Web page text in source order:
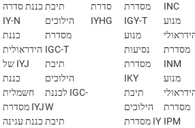
כננת סדרה
IY-N
כננת
הידראולית
של IYJ
כננת
חשמלית
מסדרת IYJ
כננת עגינה
תיבת
הילוכים
מסדרת
IGC-T
תיבת
הילוכים
לכננת IGC-
W
תיבת
סדרת
IYHG
מסדרת
IGY-T
מנוע
נסיעות
מסדרת
IKY
תיבת
הילוכים
מסדרת IY
INC
מנוע
מסדרת
INM
מנוע
מסדרת
IPM